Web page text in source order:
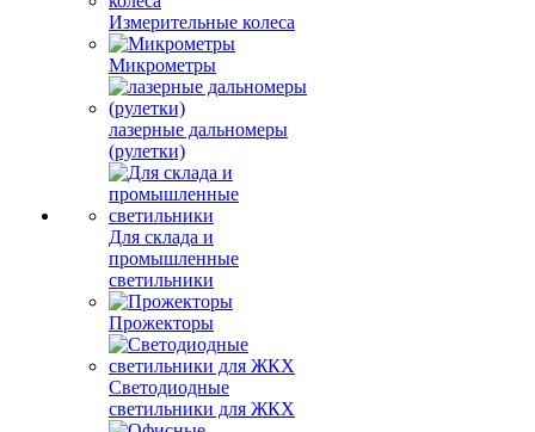
Измерительные колеса
Микрометры
лазерные дальномеры
(рулетки)
Для склада и
промышленные
светильники
Прожекторы
Светодиодные
светильники для ЖКХ